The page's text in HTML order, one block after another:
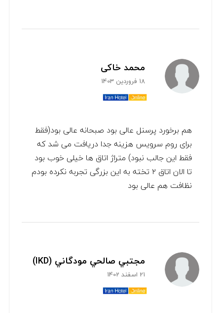
محمد خاکی
18 فروردین 1403
هم برخورد پرسنل عالی بود صبحانه عالی بود(فقط
برای روم سرویس هزینه جدا دریافت می شد که
فقط این جالب نبود) متراژ اتاق ها خیلی خوب بود
تا الان اتاق ۲ تخته به این بزرگی تجربه نکرده بودم
نظافت هم عالی بود
مجتبي صالحي مودگاني (IKD)
21 اسفند 1402